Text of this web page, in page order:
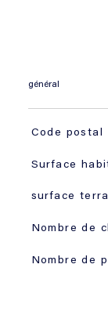
général
Code postal
Surface
surface
Nombre de
Nombre de